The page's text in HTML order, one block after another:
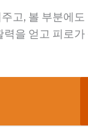
고, 볼 부분에도
을 얻고 피로가